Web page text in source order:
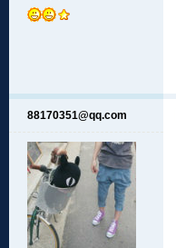
88170351@qq.com